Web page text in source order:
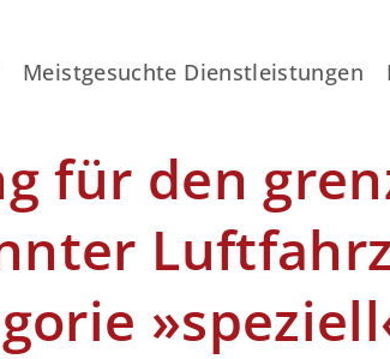
Meistgesuchte Dienstleistungen
für den